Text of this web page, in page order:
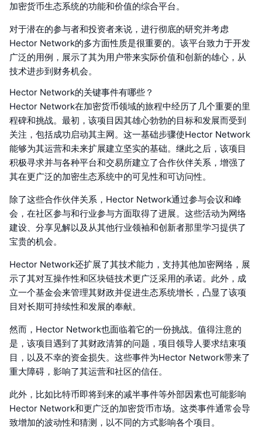
加密货币生态系统的功能和价值的综合平台。
对于潜在的参与者和投资者来说，进行彻底的研究并考虑
Hector Network的多方面性质是很重要的。该平台致力于开发
广泛的用例，展示了其为用户带来实际价值和创新的雄心，从
技术进步到财务机会。
Hector Network的关键事件有哪些？
Hector Network在加密货币领域的旅程中经历了几个重要的里
程碑和挑战。最初，该项目因其雄心勃勃的目标和发展而受到
关注，包括成功启动其主网。这一基础步骤使Hector Network
能够为其运营和未来扩展建立坚实的基础。继此之后，该项目
积极寻求并与各种平台和交易所建立了合作伙伴关系，增强了
其在更广泛的加密生态系统中的可见性和可访问性。
除了这些合作伙伴关系，Hector Network通过参与会议和峰
会，在社区参与和行业参与方面取得了进展。这些活动为网络
建设、分享见解以及从其他行业领袖和创新者那里学习提供了
宝贵的机会。
Hector Network还扩展了其技术能力，支持其他加密网络，展
示了其对互操作性和区块链技术更广泛采用的承诺。此外，成
立一个基金会来管理其财政并促进生态系统增长，凸显了该项
目对长期可持续性和发展的奉献。
然而，Hector Network也面临着它的一份挑战。值得注意的
是，该项目遇到了其财政清算的问题，项目领导人要求结束项
目，以及不幸的资金损失。这些事件为Hector Network带来了
重大障碍，影响了其运营和社区的信任。
此外，比如比特币即将到来的减半事件等外部因素也可能影响
Hector Network和更广泛的加密货币市场。这类事件通常会导
致增加的波动性和猜测，以不同的方式影响各个项目。